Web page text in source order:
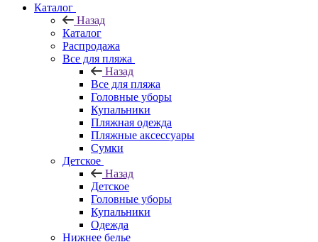
Каталог
Назад
Каталог
Распродажа
Все для пляжа
Назад
Все для пляжа
Головные уборы
Купальники
Пляжная одежда
Пляжные аксессуары
Сумки
Детское
Назад
Детское
Головные уборы
Купальники
Одежда
Нижнее белье